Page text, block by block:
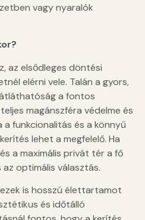
vagy nyaralók
az elsődleges döntési
elérni vele. Talán a gyors,
a fontos
magánszféra védelme és
a funkcionalitás és a könnyű
lehet a megfelelő. Ha
a maximális privát tér a fő
optimális választás.
is hosszú élettartamot
és időtálló